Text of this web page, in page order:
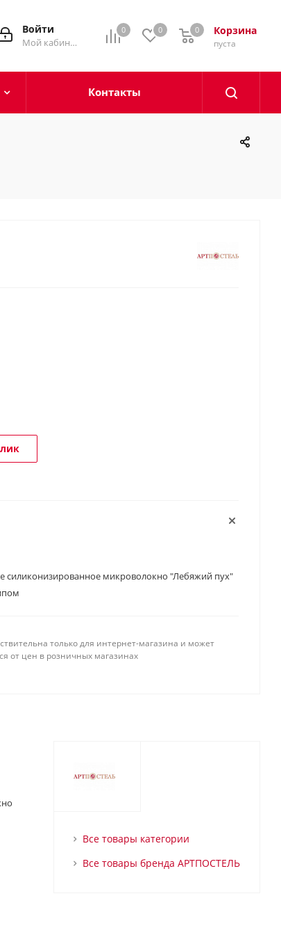
0 0 Корзина
0
пуста
0
Войти
Мой кабинет
Контакты
силиконизированное микроволокно "Лебяжий пух"
только для интернет-магазина и может
от цен в розничных магазинах
Все товары категории
Все товары бренда АРТПОСТЕЛЬ